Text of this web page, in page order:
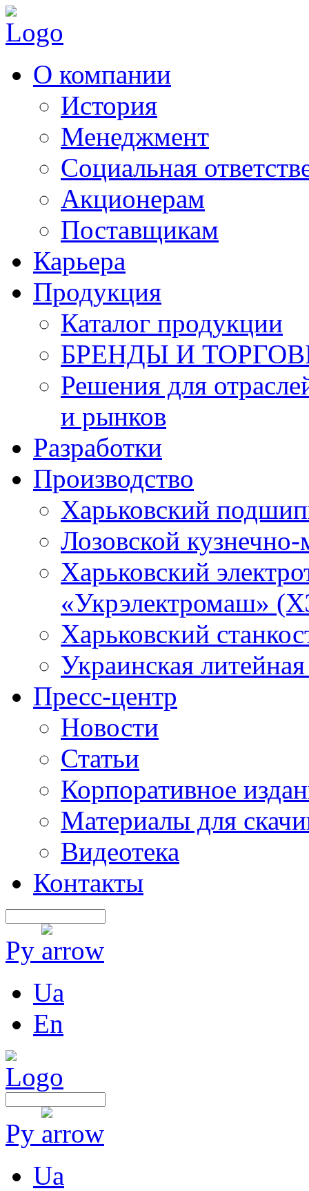
О компании
История
Менеджмент
Социальная
Акционерам
Поставщикам
Карьера
Продукция
Каталог продукции
БРЕНДЫ И
Решения для
и рынков
Разработки
Производство
Харьковский
Лозовской
Харьковский
«Укрэлектромаш»
Харьковский
Украинская
Пресс-центр
Новости
Статьи
Корпоративное
Материалы для
Видеотека
Контакты
Ру
Ua
En
Ру
Ua